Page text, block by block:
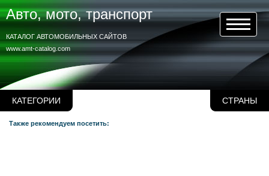
КАТЕГОРИИ СТРАНЫ
Авто, мото, транспорт
www.amt-catalog.com
КАТАЛОГ АВТОМОБИЛЬНЫХ САЙТОВ
Также рекомендуем посетить: